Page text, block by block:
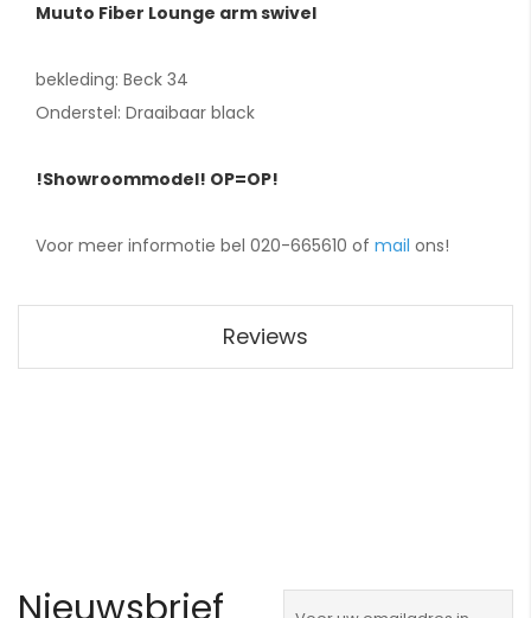
Muuto Fiber Lounge arm swivel
bekleding: Beck 34
Onderstel: Draaibaar black
!Showroommodel! OP=OP!
Voor meer informotie bel 020-665610 of mail ons!
Reviews